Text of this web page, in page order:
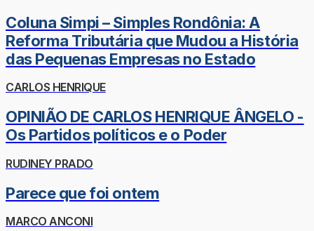
Coluna Simpi – Simples Rondônia: A
Reforma Tributária que Mudou a História
das Pequenas Empresas no Estado
CARLOS HENRIQUE
OPINIÃO DE CARLOS HENRIQUE ÂNGELO -
Os Partidos políticos e o Poder
RUDINEY PRADO
Parece que foi ontem
MARCO ANCONI